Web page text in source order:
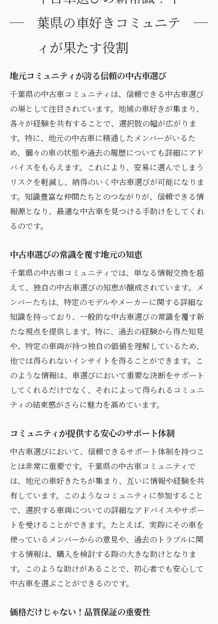
地元の仲間と楽しむ中古車選びのプロセス
力
葉県の車好きコミュニテ
ィが果たす役割
地元コミュニティが誇る信頼の中古車選び
千葉県の中古車コミュニティは、信頼できる中古車選び
の場として注目されています。地域の車好きが集まり、
各々が経験を共有することで、選択肢の幅が広がりま
す。特に、地元の中古車に精通したメンバーがいるた
め、個々の車の状態や過去の履歴についても詳細にアド
バイスをもらえます。これにより、安易に選んでしまう
リスクを軽減し、納得のいく中古車選びが可能になりま
す。知識豊富な仲間たちとのつながりが、信頼できる情
報源となり、最適な中古車を見つける手助けをしてくれ
るのです。
中古車選びの常識を覆す地元の知恵
千葉県の中古車コミュニティでは、単なる情報交換を超
えて、独自の中古車選びの知恵が醸成されています。メ
ンバーたちは、特定のモデルやメーカーに関する詳細な
知識を持っており、一般的な中古車選びの常識を覆す新
たな視点を提供します。特に、過去の経験から得た知見
や、特定の車両が持つ独自の価値を理解しているため、
他では得られないインサイトを得ることができます。こ
のような情報は、車選びにおいて重要な決断をサポート
してくれるだけでなく、それによって得られるコミュニ
ティの結束感がさらに魅力を高めています。
コミュニティが提供する安心のサポート体制
中古車選びにおいて、信頼できるサポート体制を持つこ
とは非常に重要です。千葉県の中古車コミュニティで
は、地元の車好きたちが集まり、互いに情報や経験を共
有しています。このようなコミュニティに参加すること
で、選択する車両についての詳細なアドバイスやサポー
トを受けることができます。たとえば、実際にその車を
使っているメンバーからの意見や、過去のトラブルに関
する情報は、購入を検討する際の大きな助けとなりま
す。このような助けがあることで、初心者でも安心して
中古車を選ぶことができるのです。
価格だけじゃない！品質保証の重要性